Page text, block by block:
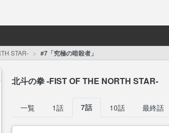
STAR- #7「究極の暗殺者」
北斗の拳 -FIST OF THE NORTH STAR-
一覧 1話 7話 10話 最終話